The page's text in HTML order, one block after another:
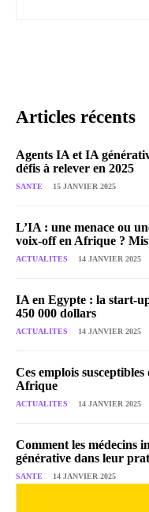
Articles récents
Agents IA et IA
défis à relever en 2025
SANTE 15 JANVIER 2025
L’IA : une menace ou
voix-off en Afrique ?
ACTUALITES 14 JANVIER 2025
IA en Egypte : la start-
450 000 dollars
ACTUALITES 14 JANVIER 2025
Ces emplois
Afrique
ACTUALITES 14 JANVIER 2025
Comment les médecins
générative dans leur
SANTE 14 JANVIER 2025